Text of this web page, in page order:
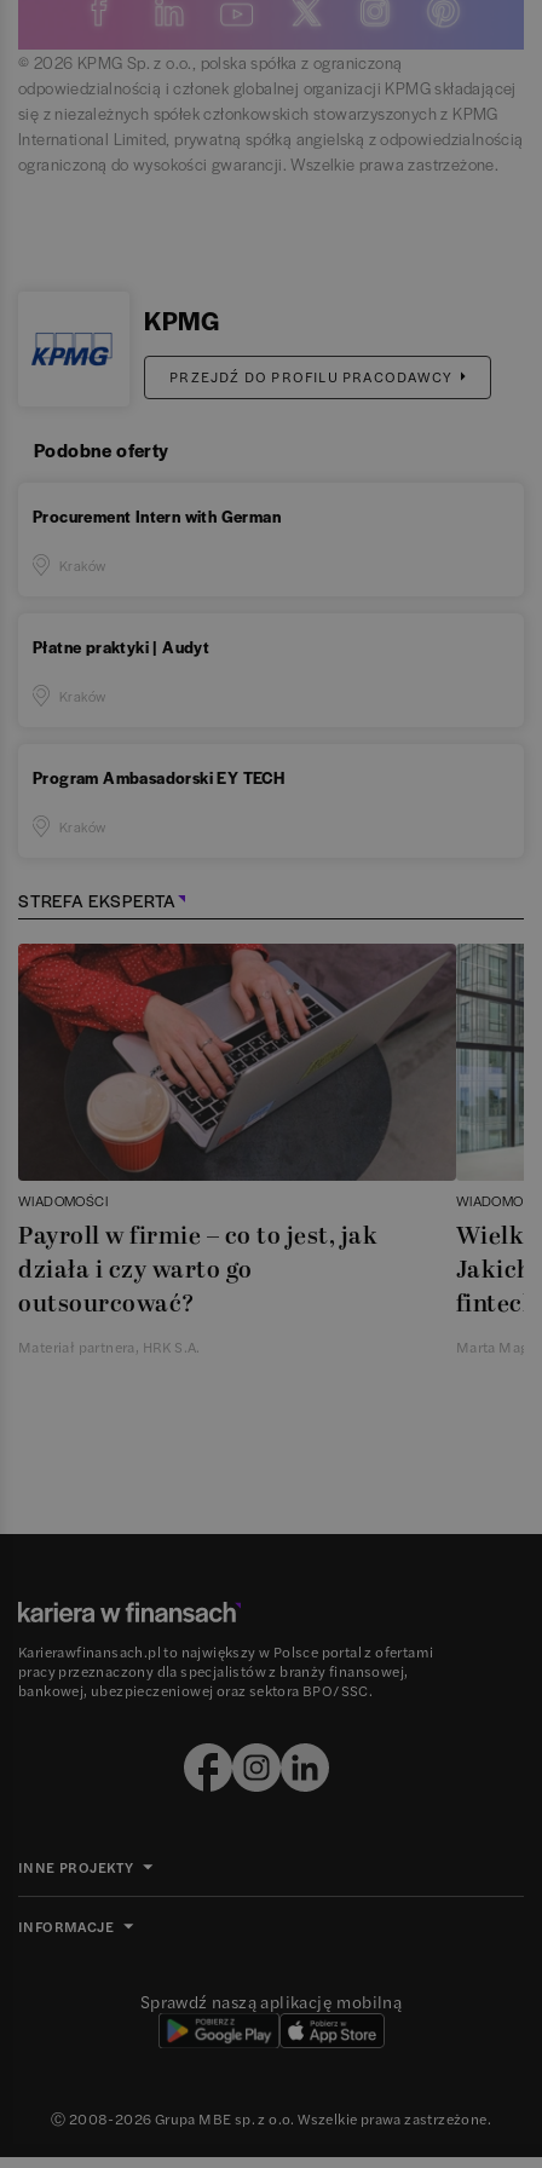
© 2026 KPMG Sp. z o.o., polska spółka z ograniczoną
odpowiedzialnością i członek globalnej organizacji KPMG składającej
się z niezależnych spółek członkowskich stowarzyszonych z KPMG
International Limited, prywatną spółką angielską z odpowiedzialnością
ograniczoną do wysokości gwarancji. Wszelkie prawa zastrzeżone.
KPMG
PRZEJDŹ DO PROFILU PRACODAWCY
Podobne oferty
Procurement Intern with German
Kraków
Płatne praktyki | Audyt
Kraków
Program Ambasadorski EY TECH
Kraków
STREFA EKSPERTA
WIADOMOŚCI
Payroll w firmie – co to jest, jak
działa i czy warto go
outsourcować?
Materiał partnera, HRK S.A.
Jakich
Marta
Karierawfinansach.pl to największy w Polsce portal z ofertami
pracy przeznaczony dla specjalistów z branży finansowej,
bankowej, ubezpieczeniowej oraz sektora BPO/SSC.
INNE PROJEKTY
INFORMACJE
Sprawdź naszą aplikację mobilną
Ⓒ 2008-2026Grupa MBE sp. z o.o. Wszelkie prawa zastrzeżone.